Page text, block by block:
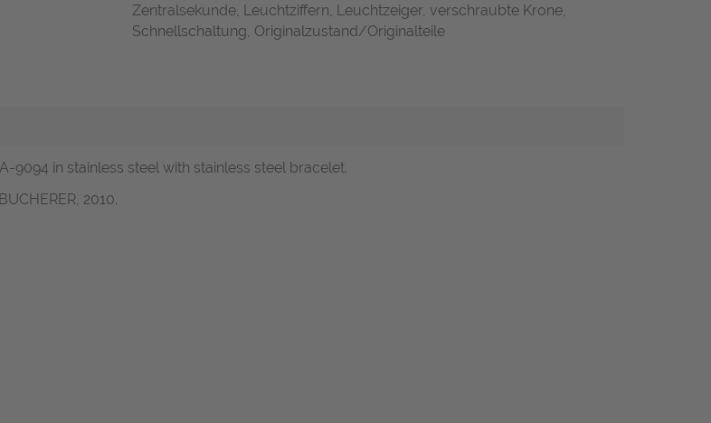
Zentralsekunde, Leuchtziffern, Leuchtzeiger, verschraubte Krone,
Schnellschaltung, Originalzustand/Originalteile
9094 in stainless steel with stainless steel bracelet.
2010.